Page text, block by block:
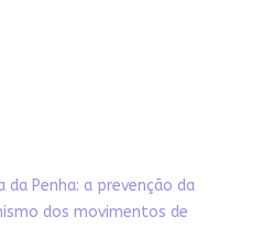
da Penha: a prevenção da
dos movimentos de